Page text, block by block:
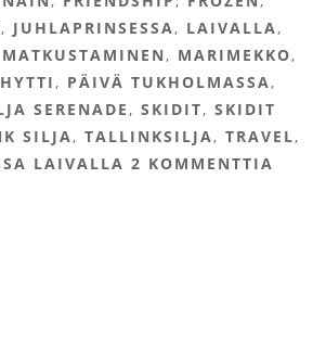
, JUHLAPRINSESSA , LAIVALLA ,
, MARIMEKKO,
, PÄIVÄ TUKHOLMASSA ,
SERENADE ,SKIDIT,SKIDIT
SILJA , TALLINKSILJA , TRAVEL,
LAIVALLA 2 KOMMENTTIA